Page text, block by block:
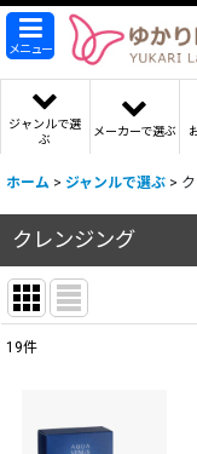
メニュー
ジャンルで選
ぶ
メーカーで選ぶ
ホーム > ジャンルで選ぶ >
クレンジング
並び順:
19件